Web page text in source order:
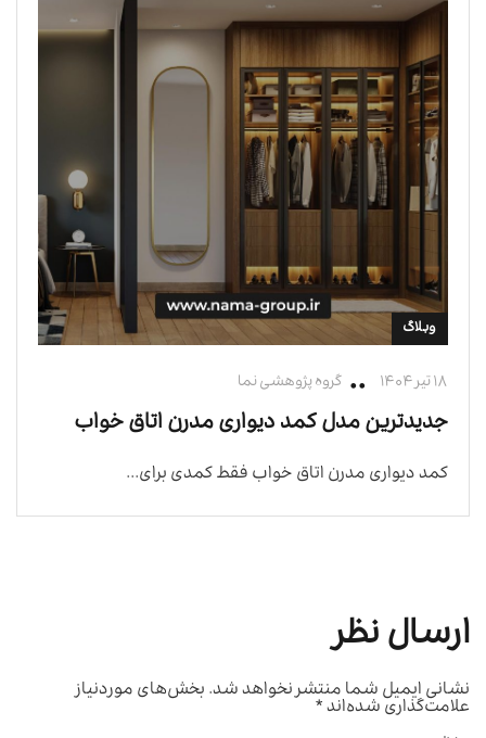
وبلاگ
۱۸ تیر ۱۴۰۴ گروه پژوهشی نما
جدیدترین مدل کمد دیواری مدرن اتاق خواب
کمد دیواری مدرن اتاق خواب فقط کمدی برای...
ارسال نظر
نشانی ایمیل شما منتشر نخواهد شد.بخش‌های موردنیاز
علامت‌گذاری شده‌اند*